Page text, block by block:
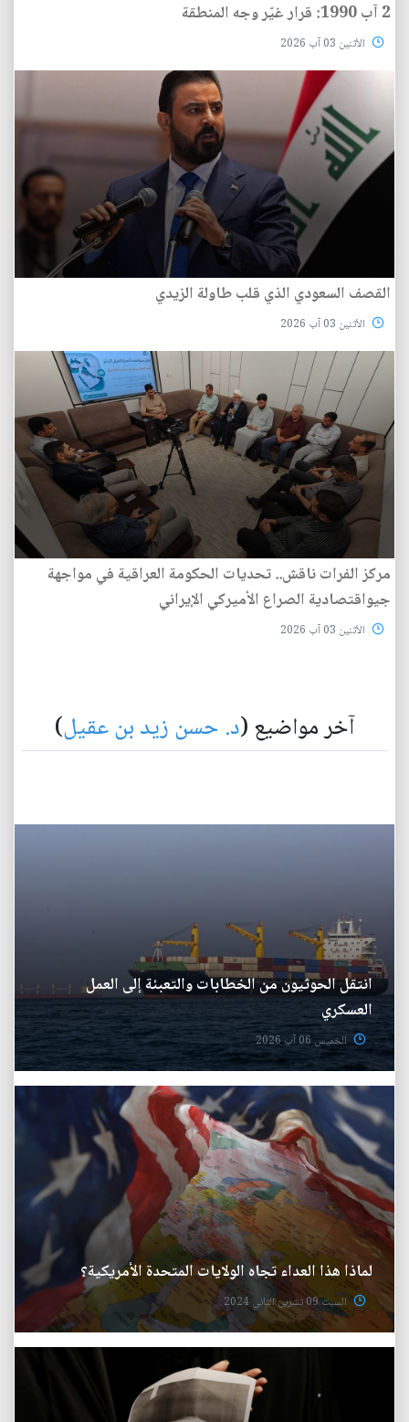
2 آب 1990: قرار غيّر وجه المنطقة
الأثنين 03 آب 2026
القصف السعودي الذي قلب طاولة الزيدي
الأثنين 03 آب 2026
مركز الفرات ناقش.. تحديات الحكومة العراقية في مواجهة
جيواقتصادية الصراع الأميركي الإيراني
الأثنين 03 آب 2026
آخر مواضيع (د. حسن زيد بن عقيل)
انتقل الحوثيون من الخطابات والتعبئة إلى العمل
العسكري
الخميس 06 آب 2026
لماذا هذا العداء تجاه الولايات المتحدة الأمريكية؟
السبت 09 تشرين الثاني 2024